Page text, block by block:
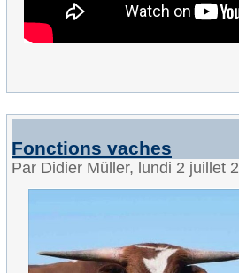
Fonctions vaches
Par Didier Müller, lundi 2 juillet